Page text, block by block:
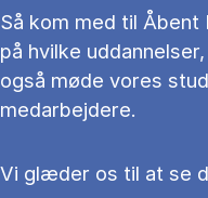
Så kom med til Åbent
på hvilke
også møde vores
medarbejdere.
Vi glæder os til at se